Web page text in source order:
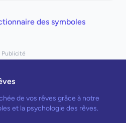
des symboles
Publicité
de vos rêves grâce à notre
et la psychologie des rêves.